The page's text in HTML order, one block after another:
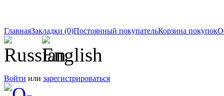
ГлавнаяЗакладки (0)Постоянный покупательКорзина покупок
Войти или зарегистрироваться